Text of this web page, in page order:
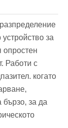
за
опростен
Работи с
когато
бързо, за да